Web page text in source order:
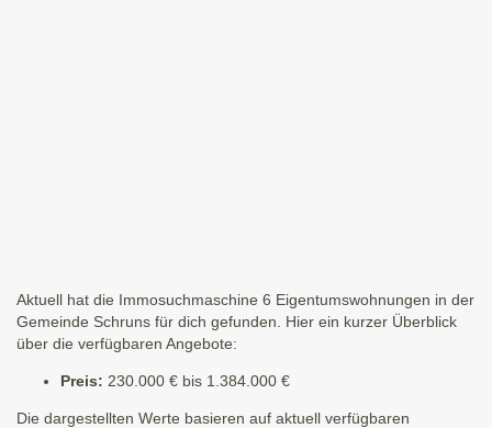
Aktuell hat die Immosuchmaschine 6 Eigentumswohnungen in der
Gemeinde Schruns für dich gefunden. Hier ein kurzer Überblick
über die verfügbaren Angebote:
Preis: 230.000 € bis 1.384.000 €
Die dargestellten Werte basieren auf aktuell verfügbaren